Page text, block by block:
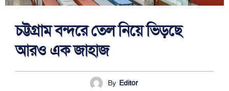
চট্টগ্রাম বন্দরে তেল নিয়ে ভিড়ছে
আরও এক জাহাজ
By Editor